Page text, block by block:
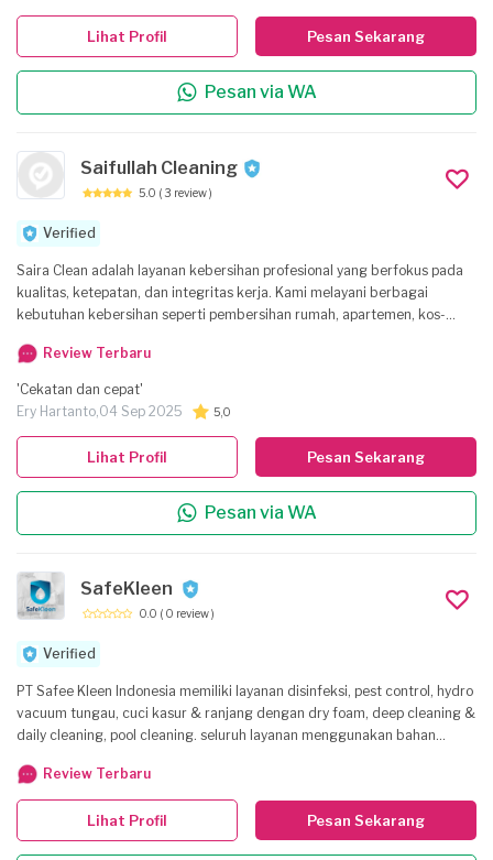
Pesan Sekarang
Pesan via WA
Lihat Profil
Saifullah Cleaning
5.0 ( 3 review )
Verified
Saira Clean adalah layanan kebersihan profesional yang berfokus pada
kualitas, ketepatan, dan integritas kerja. Kami melayani berbagai
kebutuhan kebersihan seperti pembersihan rumah, apartemen, kos-
kerja yang terlatih, jujur, dan bertanggung jawab, kami memastikan
setiap tugas diselesaikan dengan standar tinggi dan perhatian terhadap
detail. Saira Clean memahami bahwa kebersihan bukan hanya soal
tampilan, tetapi juga menciptakan lingkungan yang nyaman dan sehat
panggilan, dengan sistem kerja yang jelas, aman, dan profesional.
Review Terbaru
'Cekatan dan cepat'
Ery Hartanto,04 Sep 2025 5,0
Pesan Sekarang
Pesan via WA
Lihat Profil
SafeKleen
0.0 ( 0 review )
Verified
PT Safee Kleen Indonesia memiliki layanan disinfeksi, pest control, hydro
vacuum tungau, cuci kasur & ranjang dengan dry foam, deep cleaning &
daily cleaning, pool cleaning. seluruh layanan menggunakan bahan
makhluk hidup segala umur. Bahan aktif disinfektan memiliki sertifikasi
basmi human corona virus
Review Terbaru
Pesan Sekarang
Lihat Profil